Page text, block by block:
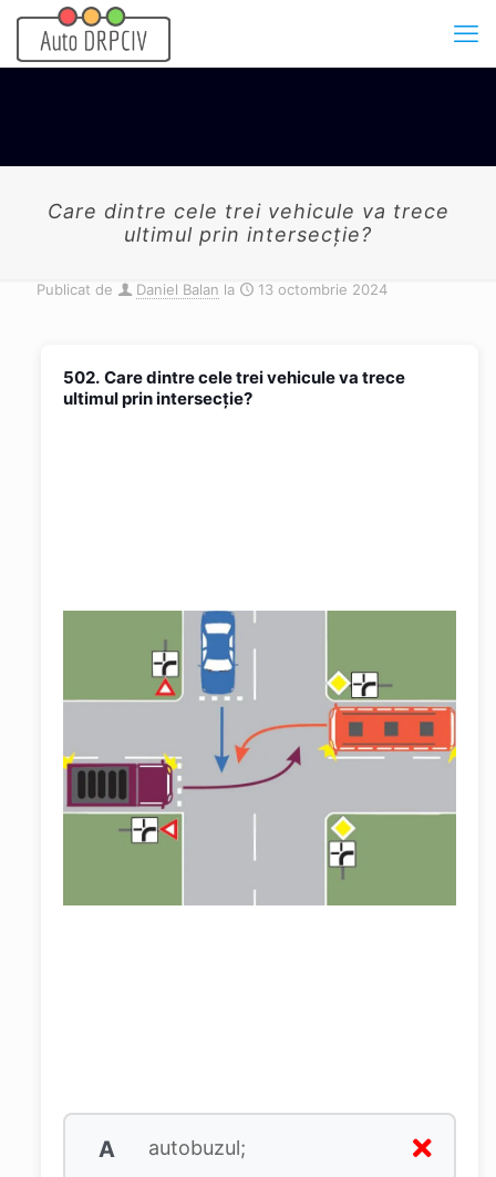
Care dintre cele trei vehicule va trece
ultimul prin intersecţie?
Publicat de Daniel Balan la 13 octombrie 2024
502. Care dintre cele trei vehicule va trece
ultimul prin intersecţie?
A autobuzul;